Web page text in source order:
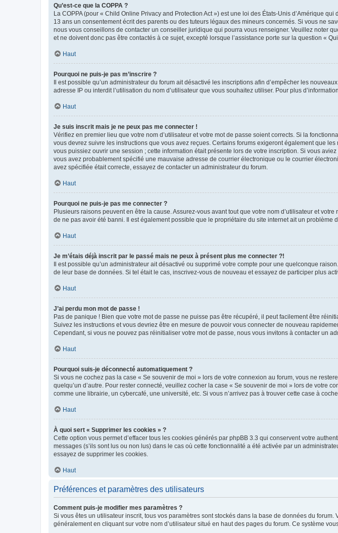
Qu’est-ce que la COPPA ?
La COPPA (pour « Child Online Privacy and Protection Act ») est une loi des États-Unis d’Amérique
13 ans un consentement écrit des parents ou des tuteurs légaux des mineurs concernés. Si vous ne
nous vous conseillons de contacter un conseiller juridique qui pourra vous renseigner. Veuillez noter
et ne doivent donc pas être contactés à ce sujet, excepté lorsque l’assistance porte sur la question «
Haut
Pourquoi ne puis-je pas m’inscrire ?
Il est possible qu’un administrateur du forum ait désactivé les inscriptions afin d’empêcher les
adresse IP ou interdit l’utilisation du nom d’utilisateur que vous souhaitez utiliser. Pour plus
Haut
Je suis inscrit mais je ne peux pas me connecter !
Vérifiez en premier lieu que votre nom d’utilisateur et votre mot de passe soient corrects. Si la
vous devrez suivre les instructions que vous avez reçues. Certains forums exigeront également que
vous puissiez ouvrir une session ; cette information était présente lors de votre inscription. Si vous
vous avez probablement spécifié une mauvaise adresse de courrier électronique ou le courrier
avez spécifiée était correcte, essayez de contacter un administrateur du forum.
Haut
Pourquoi ne puis-je pas me connecter ?
Plusieurs raisons peuvent en être la cause. Assurez-vous avant tout que votre nom d’utilisateur et
de ne pas avoir été banni. Il est également possible que le propriétaire du site internet ait un problème
Haut
Je m’étais déjà inscrit par le passé mais ne peux à présent plus me connecter ?!
Il est possible qu’un administrateur ait désactivé ou supprimé votre compte pour une quelconque
de leur base de données. Si tel était le cas, inscrivez-vous de nouveau et essayez de participer plus
Haut
J’ai perdu mon mot de passe !
Pas de panique ! Bien que votre mot de passe ne puisse pas être récupéré, il peut facilement être
Suivez les instructions et vous devriez être en mesure de pouvoir vous connecter de nouveau
Cependant, si vous ne pouvez pas réinitialiser votre mot de passe, nous vous invitons à contacter un
Haut
Pourquoi suis-je déconnecté automatiquement ?
Si vous ne cochez pas la case « Se souvenir de moi » lors de votre connexion au forum, vous ne
quelqu’un d’autre. Pour rester connecté, veuillez cocher la case « Se souvenir de moi » lors de votre
comme une librairie, un cybercafé, une université, etc. Si vous n’arrivez pas à trouver cette case à
Haut
À quoi sert « Supprimer les cookies » ?
Cette option vous permet d’effacer tous les cookies générés par phpBB 3.3 qui conservent votre
messages (s’ils sont lus ou non lus) dans le cas où cette fonctionnalité a été activée par un
essayez de supprimer les cookies.
Haut
Préférences et paramètres des utilisateurs
Comment puis-je modifier mes paramètres ?
Si vous êtes un utilisateur inscrit, tous vos paramètres sont stockés dans la base de données du
généralement en cliquant sur votre nom d’utilisateur situé en haut des pages du forum. Ce système